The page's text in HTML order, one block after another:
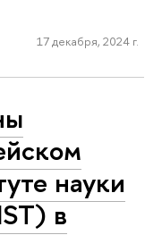
17 декабря, 2024 г.
науки
в